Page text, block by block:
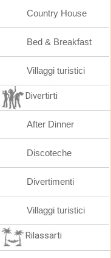
Country House
Bed & Breakfast
Villaggi turistici
Divertirti
After Dinner
Discoteche
Divertimenti
Villaggi turistici
Rilassarti